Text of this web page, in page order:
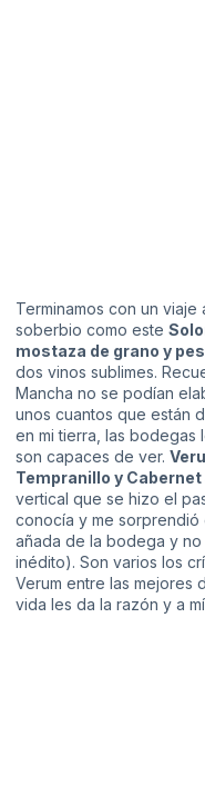
Terminamos con un viaje
soberbio como este
mostaza de grano y
dos vinos sublimes.
Mancha no se podían
unos cuantos que están
en mi tierra, las bodegas
son capaces de ver.
Tempranillo y Cabernet
vertical que se hizo el
conocía y me sorprendió
añada de la bodega y
inédito). Son varios los
Verum entre las mejores
vida les da la razón y a